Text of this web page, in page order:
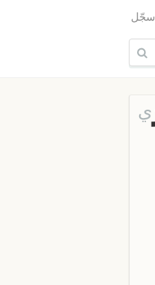
سجّل
ي